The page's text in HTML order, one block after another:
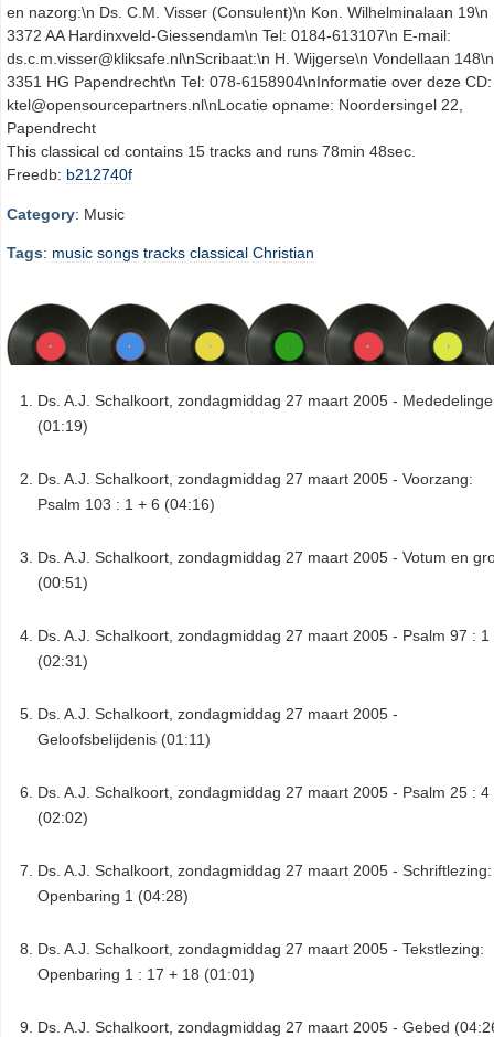
en nazorg:\n Ds. C.M. Visser (Consulent)\n Kon. Wilhelminalaan 19\n
3372 AA Hardinxveld-Giessendam\n Tel: 0184-613107\n E-mail:
ds.c.m.visser@kliksafe.nl\nScribaat:\n H. Wijgerse\n Vondellaan 148\n
3351 HG Papendrecht\n Tel: 078-6158904\nInformatie over deze CD:
ktel@opensourcepartners.nl\nLocatie opname: Noordersingel 22,
Papendrecht
This classical cd contains 15 tracks and runs 78min 48sec.
Freedb: b212740f
Category: Music
Tags: music songs tracks classical Christian
Ds. A.J. Schalkoort, zondagmiddag 27 maart 2005 -
(01:19)
Ds. A.J. Schalkoort, zondagmiddag 27 maart 2005 - Voorzang:
Psalm 103 : 1 + 6 (04:16)
Ds. A.J. Schalkoort, zondagmiddag 27 maart 2005 - Votum en
(00:51)
Ds. A.J. Schalkoort, zondagmiddag 27 maart 2005 - Psalm 97 : 1
(02:31)
Ds. A.J. Schalkoort, zondagmiddag 27 maart 2005 -
Geloofsbelijdenis (01:11)
Ds. A.J. Schalkoort, zondagmiddag 27 maart 2005 - Psalm 25 : 4
(02:02)
Ds. A.J. Schalkoort, zondagmiddag 27 maart 2005 - Schriftlezing:
Openbaring 1 (04:28)
Ds. A.J. Schalkoort, zondagmiddag 27 maart 2005 - Tekstlezing:
Openbaring 1 : 17 + 18 (01:01)
Ds. A.J. Schalkoort, zondagmiddag 27 maart 2005 - Gebed